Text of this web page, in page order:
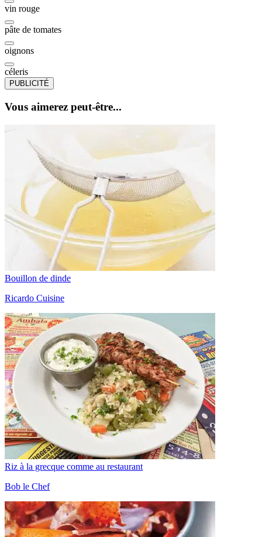
vin rouge
pâte de tomates
oignons
céleris
PUBLICITÉ
Vous aimerez peut-être...
Bouillon de dinde
Ricardo Cuisine
Riz à la grecque comme au restaurant
Bob le Chef